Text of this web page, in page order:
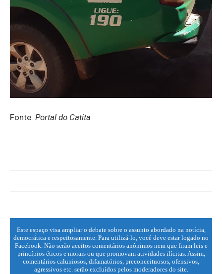
Fonte: Portal do Catita
Este espaço visa ampliar o debate sobre o assunto abordado na notícia,
democrática e respeitosamente. Para utilizá-lo, você deve estar logado no
Facebook. Não serão aceitos comentários anônimos nem que firam leis e
princípios éticos e morais ou que promovam atividades ilícitas. Assim,
comentários caluniosos, difamatórios, preconceituosos, ofensivos,
agressivos etc. serão excluídos pelos moderadores do site.